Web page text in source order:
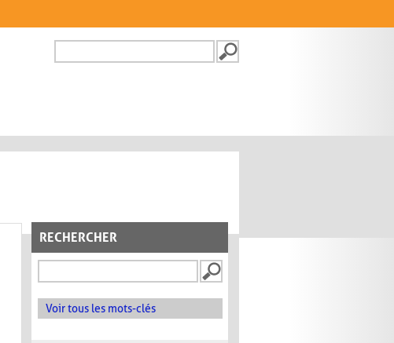
FORMULAIRE DE
RECHERCHER
Voir tous les mots-clés